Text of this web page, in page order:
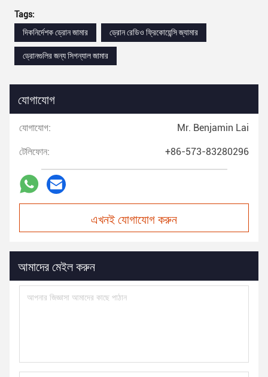
Tags:
দিকনির্দেশক ড্রোন জামার
ড্রোন রেডিও ফ্রিকোয়েন্সি জ্যামার
ড্রোনগুলির জন্য সিগন্যাল জামার
যোগাযোগ
যোগাযোগ: Mr. Benjamin Lai
টেলিফোন: +86-573-83280296
এখনই যোগাযোগ করুন
আমাদের মেইল করুন